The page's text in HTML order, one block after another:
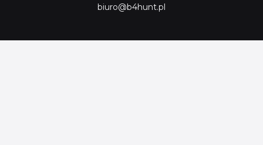
biuro@b4hunt.pl